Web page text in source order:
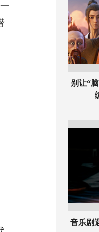
别让“
音乐剧